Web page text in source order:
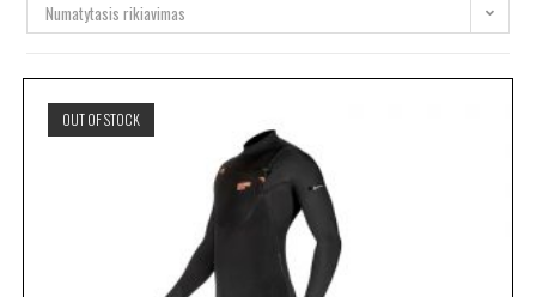
Numatytasis rikiavimas
OUT OF STOCK